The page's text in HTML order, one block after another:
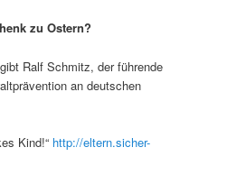
zu Ostern?
Ralf Schmitz, der führende
an deutschen
Kind!“ http://eltern.sicher-